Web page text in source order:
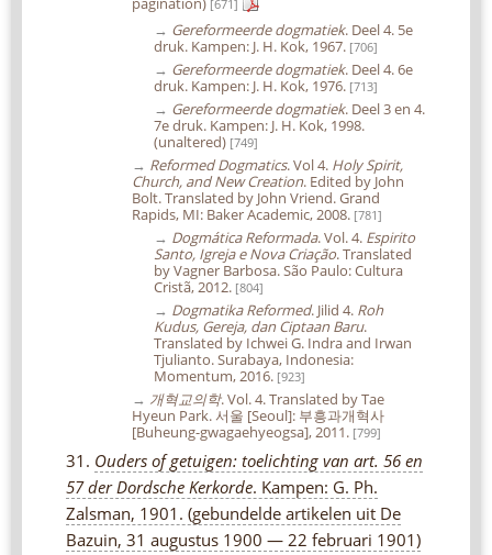
[671]
→ Gereformeerde dogmatiek. Deel 4. 5e
druk. Kampen: J. H. Kok, 1967. [706]
→ Gereformeerde dogmatiek. Deel 4. 6e
druk. Kampen: J. H. Kok, 1976. [713]
→ Gereformeerde dogmatiek. Deel 3 en 4.
7e druk. Kampen: J. H. Kok, 1998.
(unaltered) [749]
→ Reformed Dogmatics. Vol 4. Holy Spirit,
Church, and New Creation. Edited by John
Bolt. Translated by John Vriend. Grand
Rapids, MI: Baker Academic, 2008. [781]
→ Dogmática Reformada. Vol. 4. Espirito
Santo, Igreja e Nova Criação. Translated
by Vagner Barbosa. São Paulo: Cultura
Cristã, 2012. [804]
→ Dogmatika Reformed. Jilid 4. Roh
Kudus, Gereja, dan Ciptaan Baru.
Translated by Ichwei G. Indra and Irwan
Tjulianto. Surabaya, Indonesia:
Momentum, 2016. [923]
→ 개혁교의학. Vol. 4. Translated by Tae
Hyeun Park. 서울 [Seoul]: 부흥과개혁사
[Buheung-gwagaehyeogsa], 2011. [799]
31. Ouders of getuigen: toelichting van art. 56 en
57 der Dordsche Kerkorde. Kampen: G. Ph.
Zalsman, 1901. (gebundelde artikelen uit De
Bazuin, 31 augustus 1900 — 22 februari 1901)